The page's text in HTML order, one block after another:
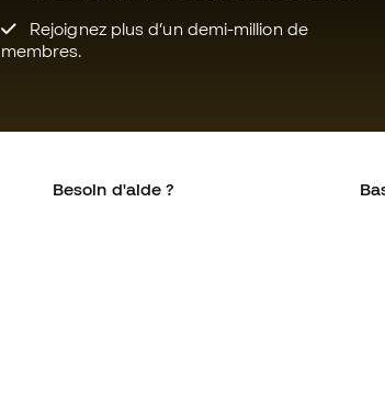
Rejoignez plus d’un demi-million de
membres.
Besoin d'aide ?